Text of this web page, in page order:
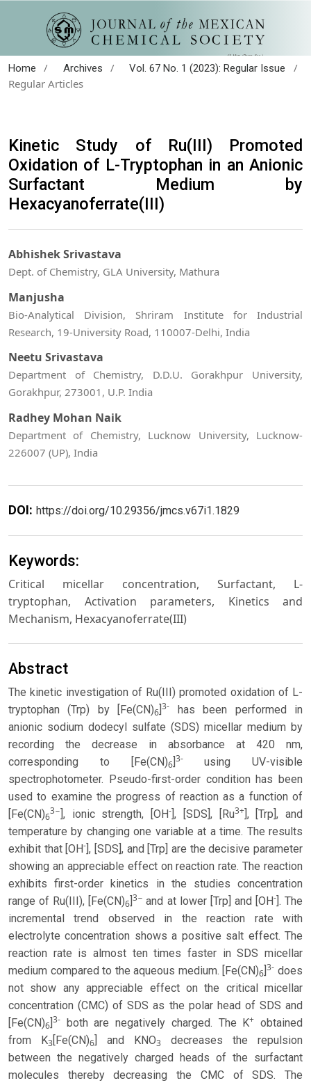
Home / Archives / Vol. 67 No. 1 (2023): Regular Issue
/
Regular Articles
Kinetic Study of Ru(III) Promoted
Oxidation of L-Tryptophan in an Anionic
Surfactant Medium by
Hexacyanoferrate(III)
Abhishek Srivastava
Dept. of Chemistry, GLA University, Mathura
Manjusha
Bio-Analytical Division, Shriram Institute for Industrial
Research, 19-University Road, 110007-Delhi, India
Neetu Srivastava
Department of Chemistry, D.D.U. Gorakhpur University,
Gorakhpur, 273001, U.P. India
Radhey Mohan Naik
Department of Chemistry, Lucknow University, Lucknow-
226007 (UP), India
DOI: https://doi.org/10.29356/jmcs.v67i1.1829
Keywords:
Critical micellar concentration, Surfactant, L-
tryptophan, Activation parameters, Kinetics and
Mechanism, Hexacyanoferrate(III)
Abstract
The kinetic investigation of Ru(III) promoted oxidation of L-
tryptophan (Trp) by [Fe(CN)6 ]3- has been performed in
anionic sodium dodecyl sulfate (SDS) micellar medium by
recording the decrease in absorbance at 420 nm,
corresponding to [Fe(CN)6
3- using UV-visible
spectrophotometer. Pseudo-first-order condition has been
used to examine the progress of reaction as a function of
[Fe(CN)6
3− ], ionic strength, [OH- ], [SDS], [Ru3+], [Trp], and
temperature by changing one variable at a time. The results
exhibit that [OH- ], [SDS], and [Trp] are the decisive parameter
showing an appreciable effect on reaction rate. The reaction
exhibits first-order kinetics in the studies concentration
range of Ru(III), [Fe(CN)6 ]3− and at lower [Trp] and [OH-]. The
incremental trend observed in the reaction rate with
electrolyte concentration shows a positive salt effect. The
reaction rate is almost ten times faster in SDS micellar
medium compared to the aqueous medium. [Fe(CN)6 ]3- does
not show any appreciable effect on the critical micellar
concentration (CMC) of SDS as the polar head of SDS and
[Fe(CN)6
3- both are negatively charged. The K+ obtained
from K3 [Fe(CN)6 ] and KNO3 decreases the repulsion
between the negatively charged heads of the surfactant
molecules thereby decreasing the CMC of SDS. The